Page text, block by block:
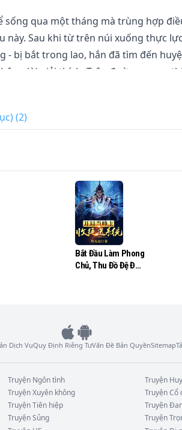
sống qua một tháng mà trùng hợp
này. Sau khi từ trên núi xuống thực
- bị bắt trong lao, hắn đã tìm đến
lời giải thích. Trên đường mang thi
An dùng hết bạc làm cho hắn.
đời như vậy.
quyết tâm của người đã chết một lần
chỉ và cố gắng rất nhiều. Mời độc
(2)
Bắt Đầu Làm Phong
Chủ, Thu Đồ Đệ Đưa
Dịch VụQuy Định Riêng TưVấn Đề Bản QuyềnSitemap
Truyện Ngôn tình Truyện
TruyệnXuyên không TruyệnCổ
TruyệnTiên hiệp Truyện
TruyệnSủng Truyện